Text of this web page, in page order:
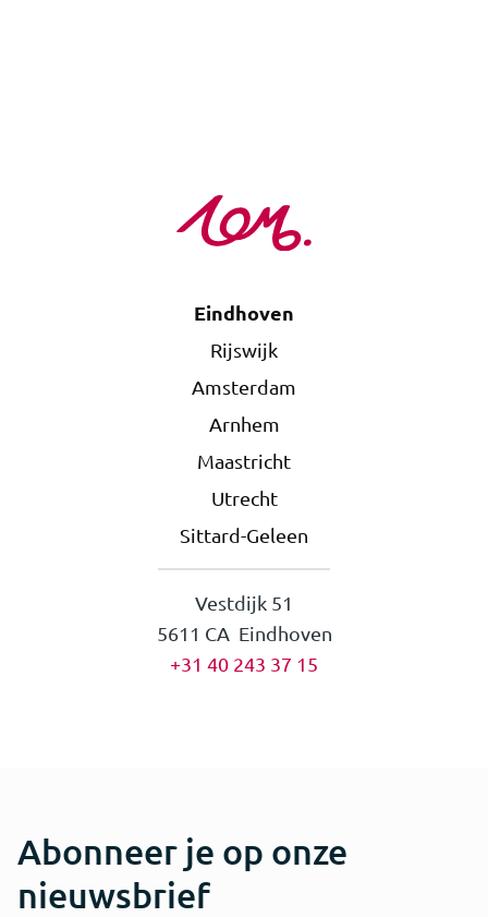
Eindhoven
Rijswijk
Amsterdam
Arnhem
Maastricht
Utrecht
Sittard-Geleen
Vestdijk 51
5611 CA Eindhoven
+31 40 243 37 15
Abonneer je op onze
nieuwsbrief